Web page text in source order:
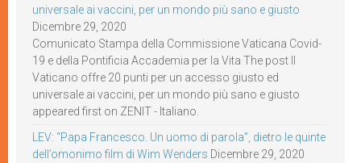
universale ai vaccini, per un mondo più sano e giusto
Dicembre 29, 2020
Comunicato Stampa della Commissione Vaticana Covid-
19 e della Pontificia Accademia per la Vita The post Il
Vaticano offre 20 punti per un accesso giusto ed
universale ai vaccini, per un mondo più sano e giusto
appeared first on ZENIT - Italiano.
LEV: “Papa Francesco. Un uomo di parola”, dietro le quinte
dell’omonimo film di Wim Wenders Dicembre 29, 2020